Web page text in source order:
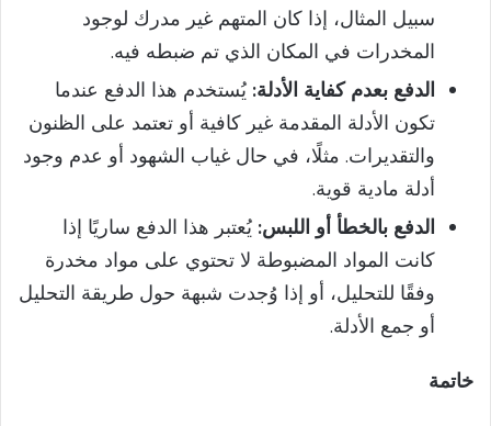
سبيل المثال، إذا كان المتهم غير مدرك لوجود
المخدرات في المكان الذي تم ضبطه فيه.
الدفع بعدم كفاية الأدلة: يُستخدم هذا الدفع عندما
تكون الأدلة المقدمة غير كافية أو تعتمد على الظنون
والتقديرات. مثلًا، في حال غياب الشهود أو عدم وجود
أدلة مادية قوية.
الدفع بالخطأ أو اللبس: يُعتبر هذا الدفع ساريًا إذا
كانت المواد المضبوطة لا تحتوي على مواد مخدرة
وفقًا للتحليل، أو إذا وُجدت شبهة حول طريقة التحليل
أو جمع الأدلة.
خاتمة